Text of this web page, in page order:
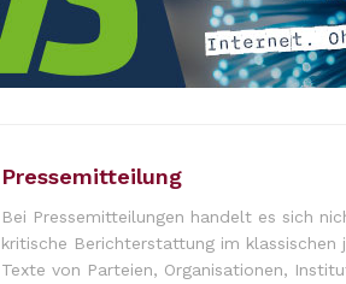
Pressemitteilung
Bei Pressemitteilungen handelt es sich
kritische Berichterstattung im klassischen
Texte von Parteien, Organisationen,